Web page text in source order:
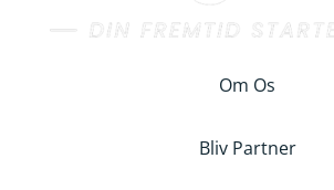
Om Os
Bliv Partner